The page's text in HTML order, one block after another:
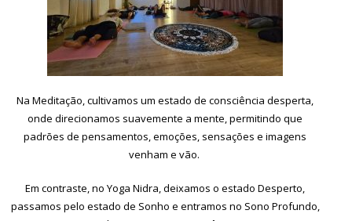
Na Meditação, cultivamos um estado de consciência desperta,
onde direcionamos suavemente a mente, permitindo que
padrões de pensamentos, emoções, sensações e imagens
venham e vão.
Em contraste, no Yoga Nidra, deixamos o estado Desperto,
passamos pelo estado de Sonho e entramos no Sono Profundo,